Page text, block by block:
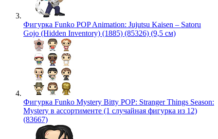
Фигурка Funko POP Animation: Jujutsu Kaisen – Satoru
Gojo (Hidden Inventory) (1885) (85326) (9,5 см)
Фигурка Funko Mystery Bitty POP: Stranger Things Season:
Mystery в ассортименте (1 случайная фигурка из 12)
(83667)